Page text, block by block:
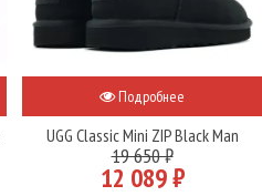
Подробнее
UGG Classic Mini ZIP Black Man
19 650 ₽
12 089 ₽